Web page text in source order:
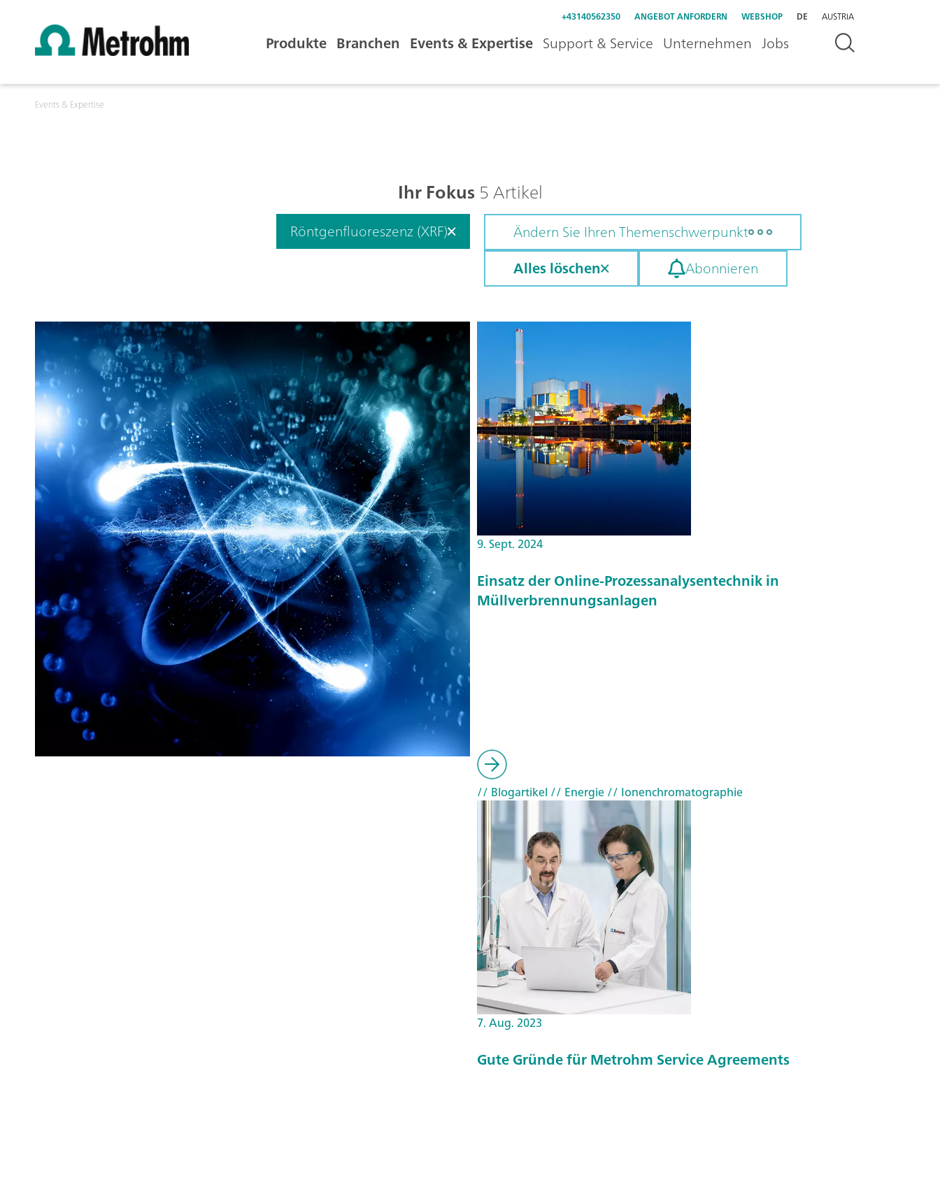
+43140562350 ANGEBOT ANFORDERN WEBSHOP DE AUSTRIA
Produkte Branchen Events & Expertise Support & Service Unternehmen Jobs
Events & Expertise
Ihr Fokus5 Artikel
Röntgenfluoreszenz (XRF)
Ändern Sie Ihren Themenschwerpunkt
Alles löschen
Abonnieren
9. Sept. 2024
Einsatz der Online-Prozessanalysentechnik in
Müllverbrennungsanlagen
// Blogartikel // Energie// Ionenchromatographie
7. Aug. 2023
Gute Gründe für Metrohm Service Agreements